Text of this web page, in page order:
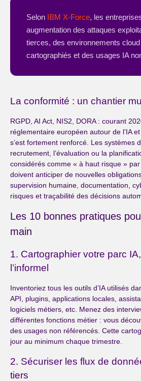
Selon IBM X-Force, les
augmentation des attaques
tierces, des environnements
cartographiés et des usages IA
La conformité : un chantier
RGPD, AI Act, NIS2, DORA : courant
réglementaire européen autour de l’IA
s’est fortement renforcé. Les systèmes
recrutement, l’évaluation ou la
considérés comme « à haut risque » par
doivent anticiper de nouvelles
supervision humaine, documentation,
risques et traçabilité des décisions
Les 10 bonnes pratiques
main
1. Cartographier votre parc
l’informel
Inventoriez tous les outils d’IA utilisés
API, plugins, applications locales,
logiciels métiers, etc. Menez des
différentes fonctions métier : vous
des usages non référencés. Cette
jour au minimum chaque trimestre.
2. Sécuriser les flux de
tiers